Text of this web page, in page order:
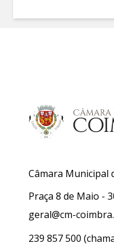
Câmara Municipal
Praça 8 de Maio -
geral@cm-
239 857 500